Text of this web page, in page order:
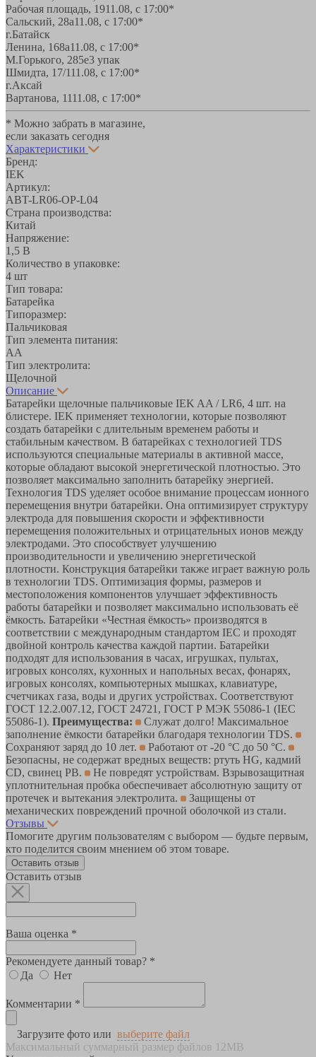
Рабочая площадь, 1911.08, с 17:00*
Сальский, 28a11.08, с 17:00*
г.Батайск
Ленина, 168а11.08, с 17:00*
М.Горького, 285е3 упак
Шмидта, 17/111.08, с 17:00*
г.Аксай
Вартанова, 1111.08, с 17:00*
* Можно забрать в магазине,
если заказать сегодня
Характеристики
Бренд:
IEK
Артикул:
ABT-LR06-OP-L04
Страна производства:
Китай
Напряжение:
1,5 В
Количество в упаковке:
4 шт
Тип товара:
Батарейка
Типоразмер:
Пальчиковая
Тип элемента питания:
AA
Тип электролита:
Щелочной
Описание
Батарейки щелочные пальчиковые IEK AA / LR6, 4 шт. на
блистере. IEK применяет технологии, которые позволяют
создать батарейки с длительным временем работы и
стабильным качеством. В батарейках с технологией TDS
используются специальные материалы в активной массе,
которые обладают высокой энергетической плотностью. Это
позволяет максимально заполнить батарейку энергией.
Технология TDS уделяет особое внимание процессам ионного
перемещения внутри батарейки. Она оптимизирует структуру
электрода для повышения скорости и эффективности
перемещения положительных и отрицательных ионов между
электродами. Это способствует улучшению
производительности и увеличению энергетической
плотности. Конструкция батарейки также играет важную роль
в технологии TDS. Оптимизация формы, размеров и
местоположения компонентов улучшает эффективность
работы батарейки и позволяет максимально использовать её
ёмкость. Батарейки «Честная ёмкость» производятся в
соответствии с международным стандартом IEC и проходят
двойной контроль качества каждой партии. Батарейки
подходят для использования в часах, игрушках, пультах,
игровых консолях, кухонных и напольных весах, фонарях,
игровых консолях, компьютерных мышках, клавиатуре,
счетчиках газа, воды и других устройствах. Соответствуют
ГОСТ 12.2.007.12, ГОСТ 24721, ГОСТ Р МЭК 55086-1 (IEC
55086-1). Преимущества:
Служат долго! Максимальное
заполнение ёмкости батарейки благодаря технологии TDS.
Сохраняют заряд до 10 лет.
Работают от -20 °C до 50 °C.
Безопасны, не содержат вредных веществ: ртуть HG, кадмий
CD, свинец PB.
Не повредят устройствам. Взрывозащитная
уплотнительная пробка обеспечивает абсолютную защиту от
протечек и вытекания электролита.
Защищены от
механических повреждений прочной оболочкой из стали.
Отзывы
Помогите другим пользователям с выбором — будьте первым,
кто поделится своим мнением об этом товаре.
Оставить отзыв
Оставить отзыв
Ваша оценка *
Рекомендуете данный товар? *
Да
Нет
Комментарии *
Загрузите фото или выберите файл
Максимальный суммарный размер файлов 12MB